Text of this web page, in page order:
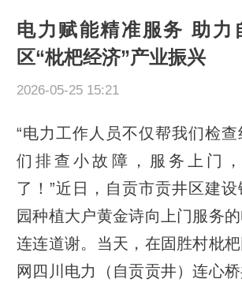
电力赋能精准服务 助力
区“枇杷经济”产业振兴
2026-05-25 15:21
“电力工作人员不仅帮我们检
们排查小故障，服务上门
了！”近日，自贡市贡井区建
园种植大户黄金诗向上门服务
连连道谢。当天，在固胜村枇
网四川电力（自贡贡井）连心